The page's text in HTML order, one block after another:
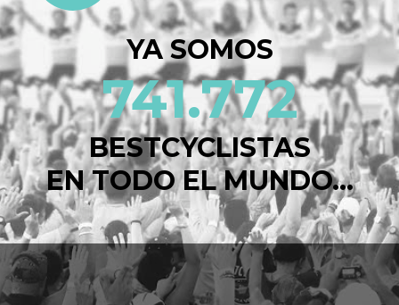
YA SOMOS
741.772
BESTCYCLISTAS
EN TODO EL MUNDO...